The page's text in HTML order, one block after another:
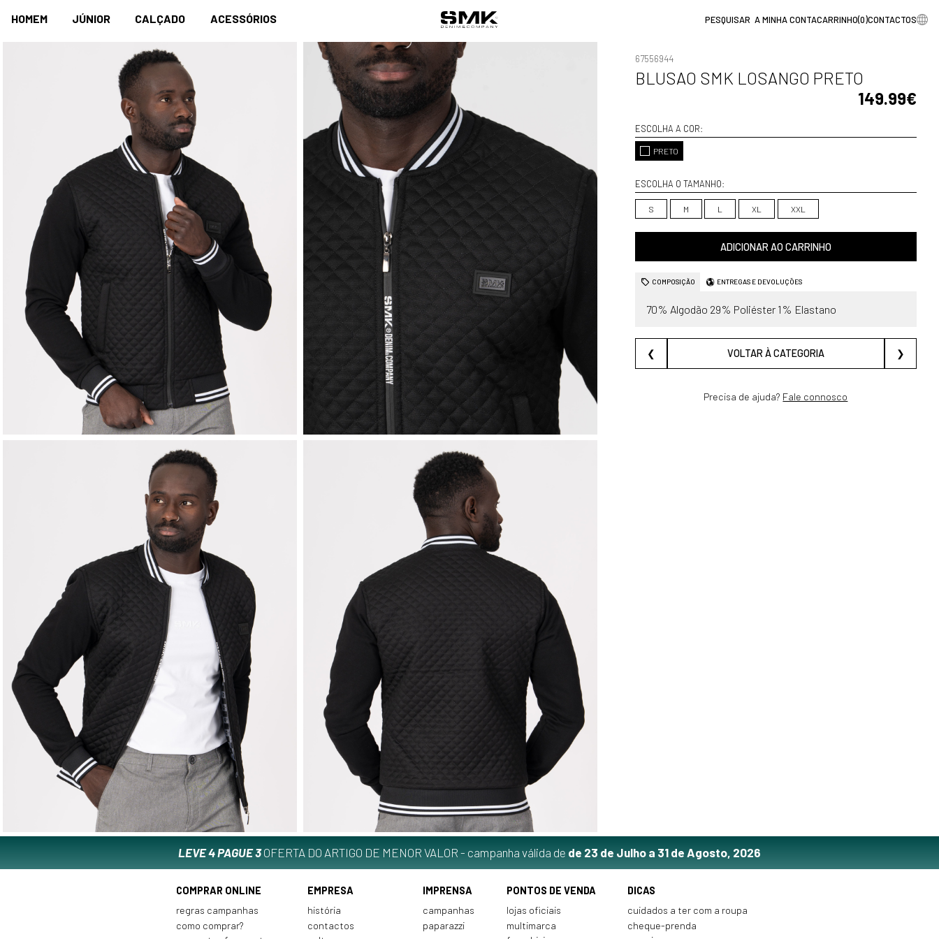
HOMEM JÚNIOR CALÇADO ACESSÓRIOS A MINHA CONTACARRINHO(0)CONTACTOS
67556944
BLUSAO SMK LOSANGO PRETO
149.99€
ESCOLHA A COR:
PRETO
ESCOLHA O TAMANHO:
S M L XL XXL
ADICIONAR AO CARRINHO
COMPOSIÇÃO ENTREGAS E DEVOLUÇÕES
70% Algodão 29% Poliéster 1% Elastano
❮ VOLTAR À CATEGORIA ❯
Precisa de ajuda? Fale connosco
LEVE 4 PAGUE 3OFERTA DO ARTIGO DE MENOR VALOR - campanha válida de de 23 de Julho a 31 de Agosto, 2026
COMPRAR ONLINE
regras campanhas
como comprar?
EMPRESA
história
contactos
IMPRENSA
campanhas
paparazzi
PONTOS DE VENDA
lojas oficiais
multimarca
DICAS
cuidados a ter com a roupa
cheque-prenda